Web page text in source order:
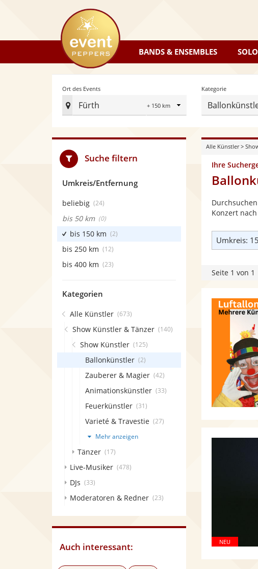
eventpeppers
BANDS & ENSEMBLES
Ort des Events
Fürth
Radius
Ort
Events
festlegen
Kategorie
Alle Künstler>
Ihre
Konzert
Umkreis:
Seite 1 von 1
Suche filtern
Umkreis/Entfernung
beliebig (24)
bis 50 km (0)
bis 150 km (2)
bis 250 km (12)
bis 400 km (23)
Kategorien
Alle Künstler (673)
Show Künstler & Tänzer (140)
Show Künstler (125)
Ballonkünstler (2)
Zauberer & Magier (42)
Animationskünstler (33)
Feuerkünstler (31)
Varieté & Travestie (27)
Mehr anzeigen
Tänzer (17)
Live-Musiker (478)
DJs (33)
Moderatoren & Redner (23)
Auch interessant: